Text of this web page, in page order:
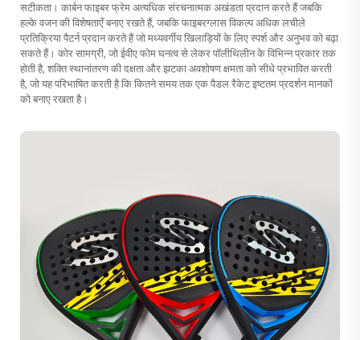
सटीकता। कार्बन फाइबर फ्रेम अत्यधिक संरचनात्मक अखंडता प्रदान करते हैं जबकि
हल्के वजन की विशेषताएँ बनाए रखते हैं, जबकि फाइबरग्लास विकल्प अधिक लचीले
प्रतिक्रिया पैटर्न प्रदान करते हैं जो मध्यवर्गीय खिलाड़ियों के लिए स्पर्श और अनुभव को बढ़ा
सकते हैं। कोर सामग्री, जो ईवीए फोम घनत्व से लेकर पॉलीथिलीन के विभिन्न प्रकार तक
होती है, शक्ति स्थानांतरण की दक्षता और झटका अवशोषण क्षमता को सीधे प्रभावित करती
है, जो यह परिभाषित करती है कि कितने समय तक एक पैडल रैकेट इष्टतम प्रदर्शन मानकों
को बनाए रखता है।